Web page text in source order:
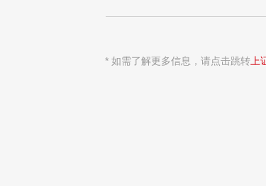
* 如需了解更多信息，请点击跳转上